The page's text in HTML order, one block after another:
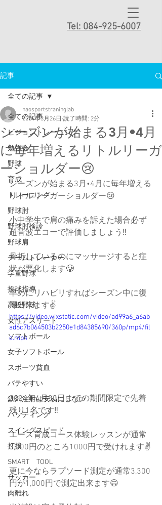
Tel: 084-925-6007
記事
全ての記事
ビジョントレーニング
勉強会
野球
育成
トレーニング
野球肘
野球肘検診
野球肩
チームトレーナー
学童野球
投球指導
高校野球
女性アスリート
ソフトボール
女子ソフトボール
スポーツ貧血
バテやすい
鉄剤注射は安易にしない
バッティング
スイングスピード
打撲
SMART TOOL
サッカー
肉離れ
全ての記事
シーズンが始まる3月•4月
に毎年増えるリトルリーガ
ーショルダー😢
naosportstraninglab
2024年3月26日 読了時間: 2分
シーズンが始まる3月•4月に毎年増える
リトルリーガーショルダー😢
小中学生で肩の痛みを訴えた場合必ず
超音波エコーで評価しましょう‼️
骨折しているのにマッサージすると症
状が悪化します🥲
早めにリハビリすればシーズン中に復
帰出来ます✌️
https://video.wixstatic.com/video/ad99a6_a6ab
ad6c7b064503b2250e1d84385690/360p/mp4/fil
e.mp4
2024年4月30日までの期間限定で先着
残り1名です‼️
エース育成コース体験レッスンが通常
3,000円のところ1000円で受けれます✌️
更に今ならラプソード測定が通常3,300
円が1,000円で測定出来ます😄